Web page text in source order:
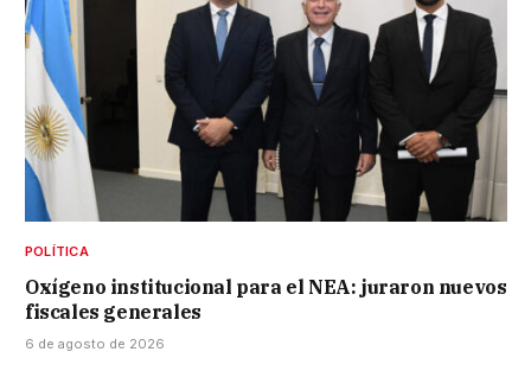
POLÍTICA
Oxígeno institucional para el NEA: juraron nuevos
fiscales generales
6 de agosto de 2026